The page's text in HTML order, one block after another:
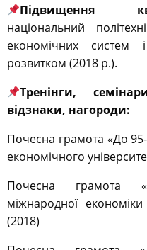
Підвищення
національний
економічних систем
розвитком (2018 р.).
Тренінги,
відзнаки, нагороди:
Почесна грамота «До
економічного
Почесна грамота
міжнародної
(2018)